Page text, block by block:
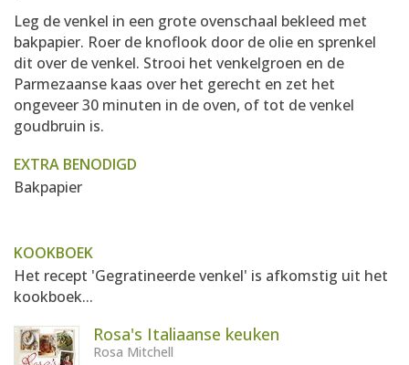
Leg de venkel in een grote ovenschaal bekleed met
bakpapier. Roer de knoflook door de olie en sprenkel
dit over de venkel. Strooi het venkelgroen en de
Parmezaanse kaas over het gerecht en zet het
ongeveer 30 minuten in de oven, of tot de venkel
goudbruin is.
EXTRA BENODIGD
Bakpapier
KOOKBOEK
Het recept 'Gegratineerde venkel' is afkomstig uit het
kookboek...
Rosa's Italiaanse keuken
Rosa Mitchell